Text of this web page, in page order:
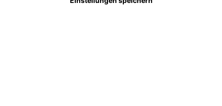
FC Bayern München AG, Säbener Str. 51-57, 81547 München
Nein,Global, um dorthin zu liefern!